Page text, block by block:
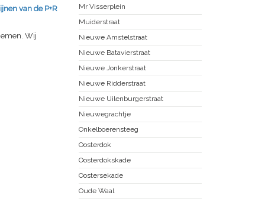
van de P+R
Wij
Mr Visserplein
Muiderstraat
Nieuwe Amstelstraat
Nieuwe Batavierstraat
Nieuwe Jonkerstraat
Nieuwe Ridderstraat
Nieuwe Uilenburgerstraat
Nieuwegrachtje
Onkelboerensteeg
Oosterdok
Oosterdokskade
Oostersekade
Oude Waal